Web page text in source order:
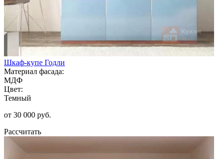
Шкаф-купе Годли
Материал фасада:
МДФ
Цвет:
Темный
от 30 000 руб.
Рассчитать